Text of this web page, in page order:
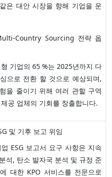
은 대안 시장을 향해 기업을 운
Country Sourcing 전략 옵
기업의 65 %는 2025년까지 다
으로 전환 할 것으로 예상되며,
을 줄이기 위해 여러 관할 구역
공 업체의 기회를 창출합니다.
및 기후 보고 위임
업 ESG 보고서 요구 사항은 지속
석, 탄소 발자국 분석 및 규정 준
대한 KPO 서비스를 전문으로